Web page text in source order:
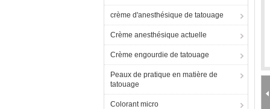
crème d'anesthésique de tatouage
Crème anesthésique actuelle
Crème engourdie de tatouage
Peaux de pratique en matière de
tatouage
Colorant micro